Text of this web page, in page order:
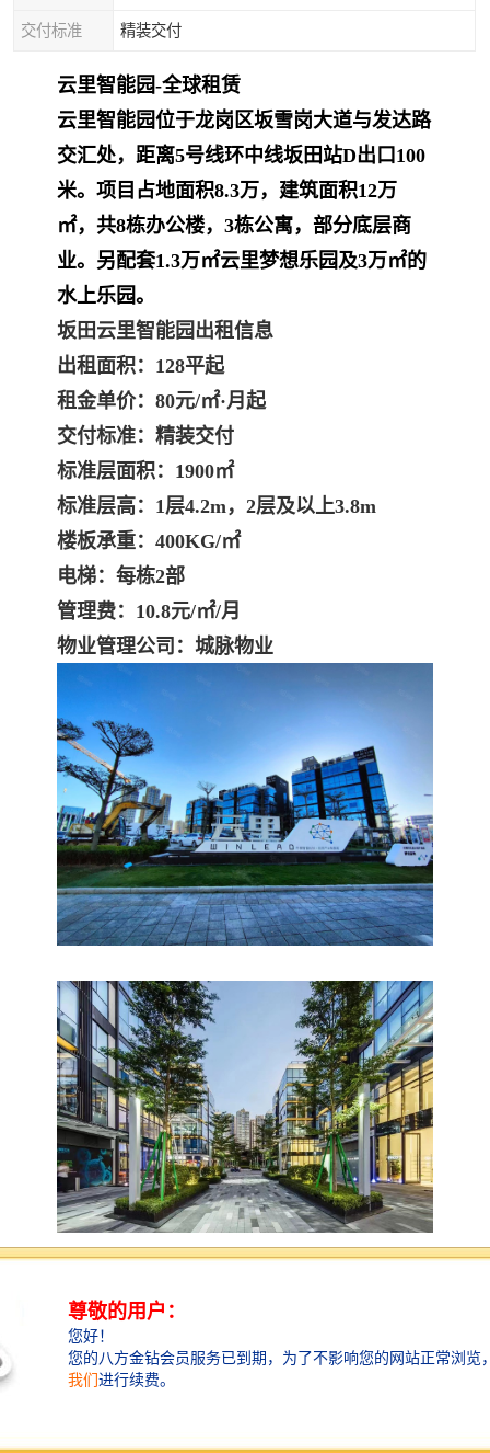
交付标准 精装交付
云里智能园-全球租赁
云里智能园位于龙岗区坂雪岗大道与发达路
交汇处，距离5号线环中线坂田站D出口100
米。项目占地面积8.3万，建筑面积12万
㎡，共8栋办公楼，3栋公寓，部分底层商
业。另配套1.3万㎡云里梦想乐园及3万㎡的
水上乐园。
坂田云里智能园出租信息
出租面积：128平起
租金单价：80元/㎡·月起
交付标准：精装交付
标准层面积：1900㎡
标准层高：1层4.2m，2层及以上3.8m
楼板承重：400KG/㎡
电梯：每栋2部
管理费：10.8元/㎡/月
物业管理公司：城脉物业
云里智能园距离坂田地铁口150米，坂田北
地铁口站700米。10分钟到达深圳北站，20
分钟达通达罗湖、福田中心区，30分钟可达